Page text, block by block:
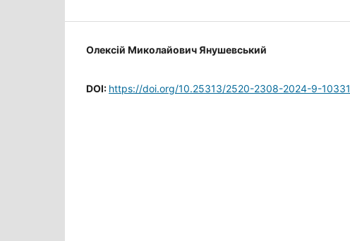
Олексій Миколайович Янушевський
DOI: https://doi.org/10.25313/2520-2308-2024-9-10331